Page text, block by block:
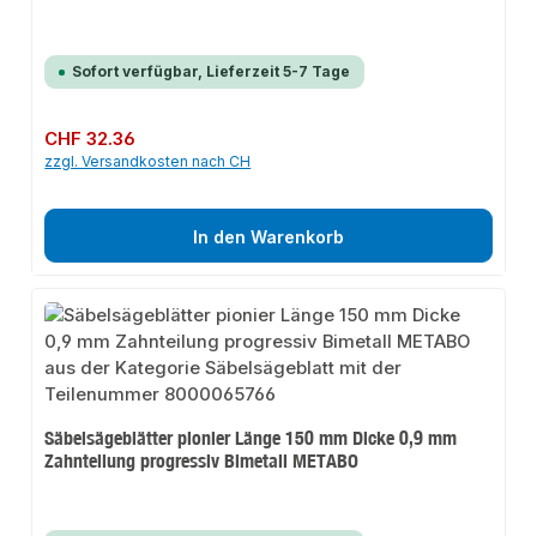
Sofort verfügbar, Lieferzeit 5-7 Tage
Regulärer Preis:
CHF 32.36
zzgl. Versandkosten nach CH
In den Warenkorb
Säbelsägeblätter pionier Länge 150 mm Dicke 0,9 mm
Zahnteilung progressiv Bimetall METABO